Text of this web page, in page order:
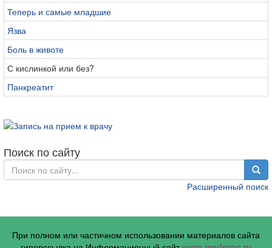
Теперь и самые младшие
Язва
Боль в животе
С кислинкой или без?
Панкреатит
Поиск по сайту
Расширенный поиск
При полном или частичном использовании материалов сайта